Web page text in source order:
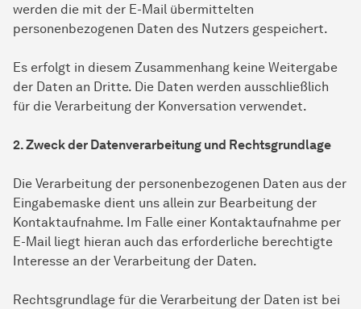
werden die mit der E-Mail übermittelten
personenbezogenen Daten des Nutzers gespeichert.
Es erfolgt in diesem Zusammenhang keine Weitergabe
der Daten an Dritte. Die Daten werden ausschließlich
für die Verarbeitung der Konversation verwendet.
2. Zweck der Datenverarbeitung und Rechtsgrundlage
Die Verarbeitung der personenbezogenen Daten aus der
Eingabemaske dient uns allein zur Bearbeitung der
Kontaktaufnahme. Im Falle einer Kontaktaufnahme per
E-Mail liegt hieran auch das erforderliche berechtigte
Interesse an der Verarbeitung der Daten.
Rechtsgrundlage für die Verarbeitung der Daten ist bei